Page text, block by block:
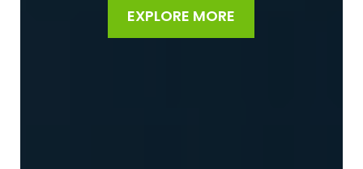
EXPLORE MORE